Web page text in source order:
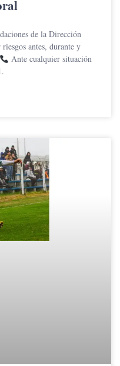
de la Dirección
antes, durante y
Ante cualquier situación